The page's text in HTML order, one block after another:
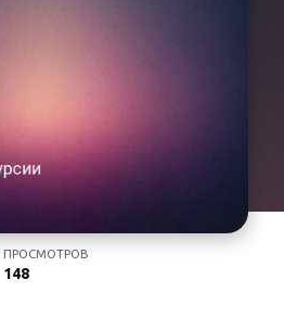
ПРОСМОТРОВ
148